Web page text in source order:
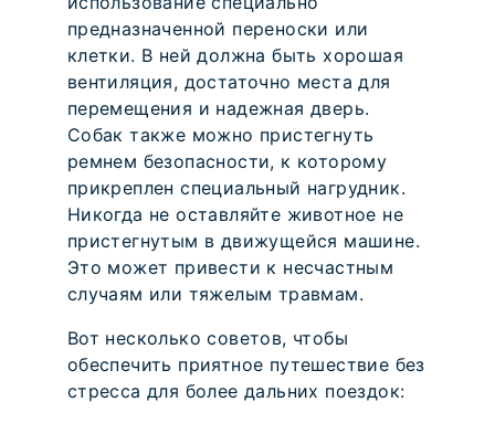
предназначенной переноски или
клетки. В ней должна быть хорошая
вентиляция, достаточно места для
перемещения и надежная дверь.
Собак также можно пристегнуть
ремнем безопасности, к которому
прикреплен специальный нагрудник.
Никогда не оставляйте животное не
пристегнутым в движущейся машине.
Это может привести к несчастным
случаям или тяжелым травмам.
Вот несколько советов, чтобы
обеспечить приятное путешествие без
стресса для более дальних поездок: